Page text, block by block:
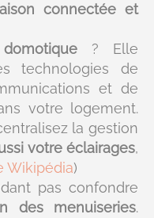
connectée et
domotique? Elle
technologies de
et de
votre logement.
la gestion
votre éclairages,
Wikipédia)
pas confondre
des menuiseries.